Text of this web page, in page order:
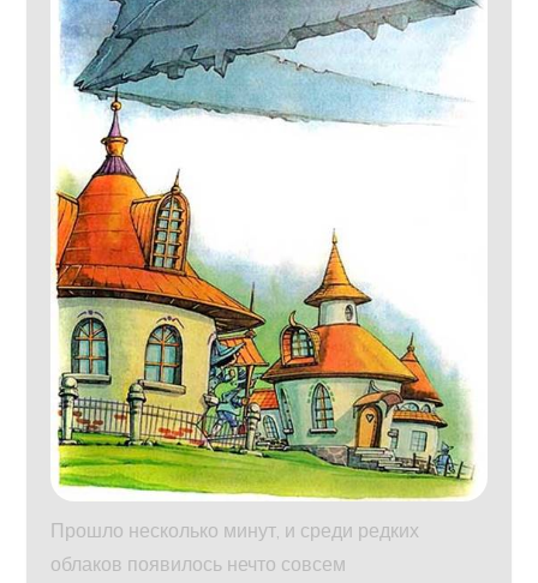
Прошло несколько минут, и среди редких
облаков появилось нечто совсем